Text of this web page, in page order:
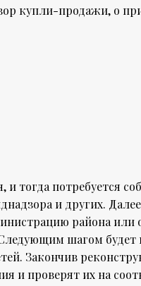
купли-продажи, о
и тогда потребуется
и других.
района или
шагом будет
Закончив
и проверят их на